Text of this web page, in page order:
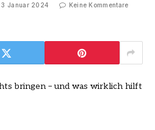
3 Januar 2024 Keine Kommentare